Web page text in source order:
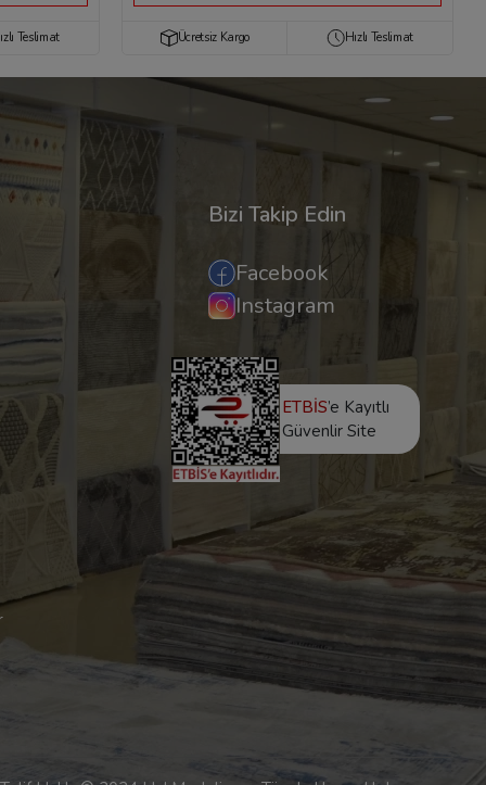
Teslimat Ücretsiz Kargo Hızlı Teslimat
Bizi Takip Edin
Facebook
Instagram
ETBİS’e Kayıtlı
Güvenlir Site